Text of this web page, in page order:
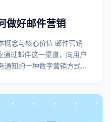
做好邮件营销
概念与核心价值 邮件营销
过邮件这一渠道，向用户
知的一种数字营销方式。